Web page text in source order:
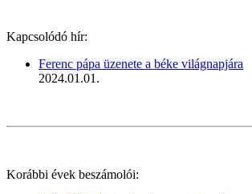
Kapcsolódó hír:
Ferenc pápa üzenete a béke világnapjára
2024.01.01.
Korábbi évek beszámolói: